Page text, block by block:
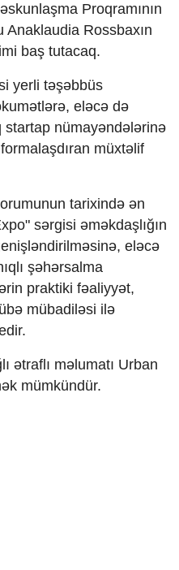
Proqramının
Anaklaudia Rossbaxın
baş tutacaq.
yerli təşəbbüs
eləcə də
startap nümayəndələrinə
müxtəlif
tarixində ən
sərgisi əməkdaşlığın
eləcə
şəhərsalma
praktiki fəaliyyət,
mübadiləsi ilə
ətraflı məlumatı Urban
mümkündür.